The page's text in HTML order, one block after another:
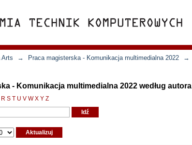
Arts → Praca magisterska - Komunikacja multimedialna 2022 →
- Komunikacja multimedialna 2022 według autora
R S T U V W X Y Z